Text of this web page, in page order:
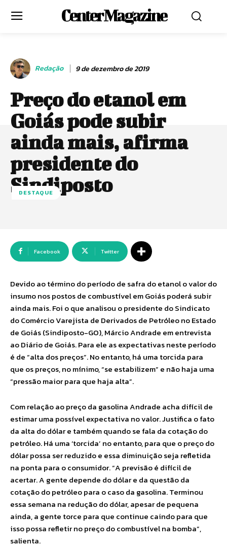
Center Magazine
Redação 9 de dezembro de 2019
Preço do etanol em
Goiás pode subir
ainda mais, afirma
presidente do
Sindiposto
DESTAQUE
Facebook Twitter
Devido ao término do período de safra do etanol o valor do
insumo nos postos de combustível em Goiás poderá subir
ainda mais. Foi o que analisou o presidente do Sindicato
do Comércio Varejista de Derivados de Petróleo no Estado
de Goiás (Sindiposto-GO), Márcio Andrade em entrevista
ao Diário de Goiás. Para ele as expectativas neste período
é de “alta dos preços”. No entanto, há uma torcida para
que os preços, no mínimo, “se estabilizem” e não haja uma
“pressão maior para que haja alta”.
Com relação ao preço da gasolina Andrade acha difícil de
estimar uma possível expectativa no valor. Justifica o fato
da alta do dólar e também quando se fala da cotação do
petróleo. Há uma ‘torcida’ no entanto, para que o preço do
dólar possa ser reduzido e essa diminuição seja refletida
na ponta para o consumidor. “A previsão é difícil de
acertar. A gente depende do dólar e da questão da
cotação do petróleo para o caso da gasolina. Terminou
essa semana na redução do dólar, apesar de pequena
ainda, a gente torce para que continue caindo para que
isso possa refletir no preço do combustível na bomba”,
salienta.